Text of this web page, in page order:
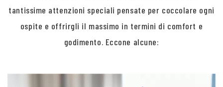
tantissime attenzioni speciali pensate per coccolare ogni
ospite e offrirgli il massimo in termini di comfort e
godimento. Eccone alcune: